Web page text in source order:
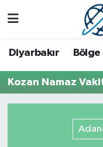
Diyarbakır Bölge
Kozan Namaz
Bölge
Röportaj
Foto Galeri
Aile
Asayiş
Bilim &
Diyarbakır
Diyarbakır
Diyarbakır